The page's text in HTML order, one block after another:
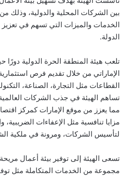
بين الشركات المحلية والدولية، وذلك
الخدمات والميزات التي تسهم في
الدولة.
تلعب هيئة المنطقة الحرة الدولية دورًا
الإماراتي من خلال تقديم فرص
القطاعات مثل التجارة، الصناعة،
تساهم الهيئة في جذب الشركات
مما يعزز من موقع الإمارات كمركز
مزايا تنافسية مثل الإعفاءات الضريبية،
لتأسيس الشركات، ومرونة في ملكية
تسعى الهيئة إلى توفير بيئة أعمال
مجموعة من الخدمات المتكاملة مثل